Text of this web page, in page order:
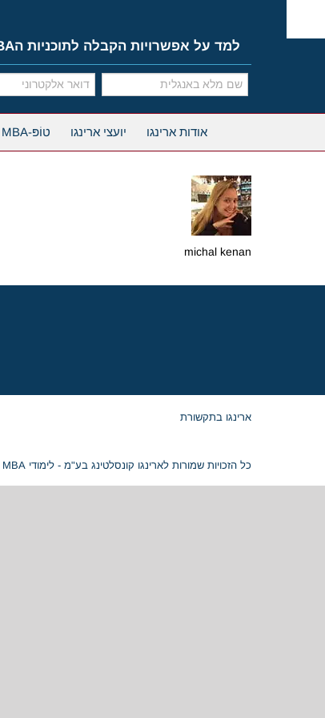
content
למד על אפשרויות הקבלה לתוכניות הMBA המובילות
אודות ארינגו יועצי ארינגו טוֹפּ-MBA למתחילים
michal kenan
ארינגו בתקשורת
כל הזכויות שמורות לארינגו קונסלטינג בע"מ - לימודי MBA בחו"ל 2026 © ח.פ. 515054799 |